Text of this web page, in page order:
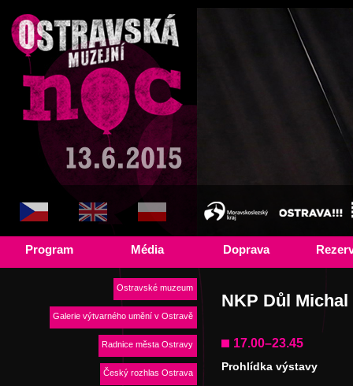
Program Média Doprava
Ostravské muzeum
Galerie výtvarného umění v Ostravě
Radnice města Ostravy
Český rozhlas Ostrava
NKP Důl Michal
17.00–23.45
Prohlídka výstavy